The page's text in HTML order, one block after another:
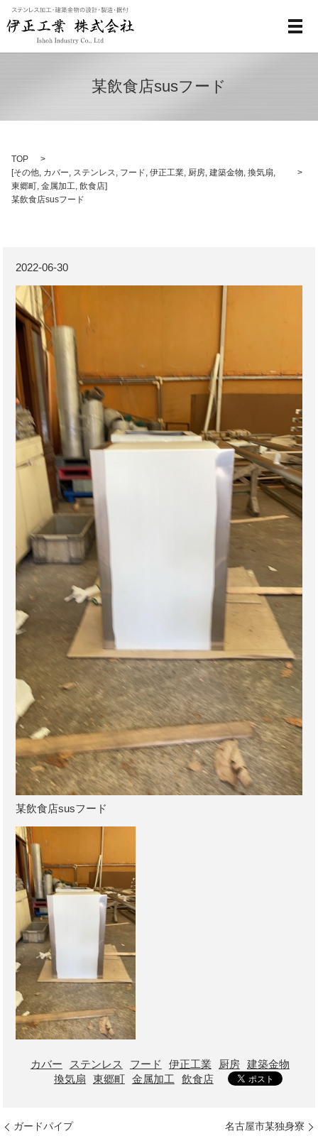
メ
某飲食店susフード
TOP
[その他, カバー, ステンレス, フード,伊正工業, 厨房,建築金物,換気扇,
東郷町,金属加工,飲食店]
某飲食店susフード
2022-06-30
某飲食店susフード
カバー ステンレス フード 伊正工業 厨房 建築金物
換気扇
東郷町 金属加工 飲食店
ガードパイプ 名古屋市某独身寮